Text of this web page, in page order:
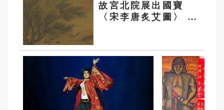
故宮北院展出國寶
〈宋李唐炙艾圖〉 方